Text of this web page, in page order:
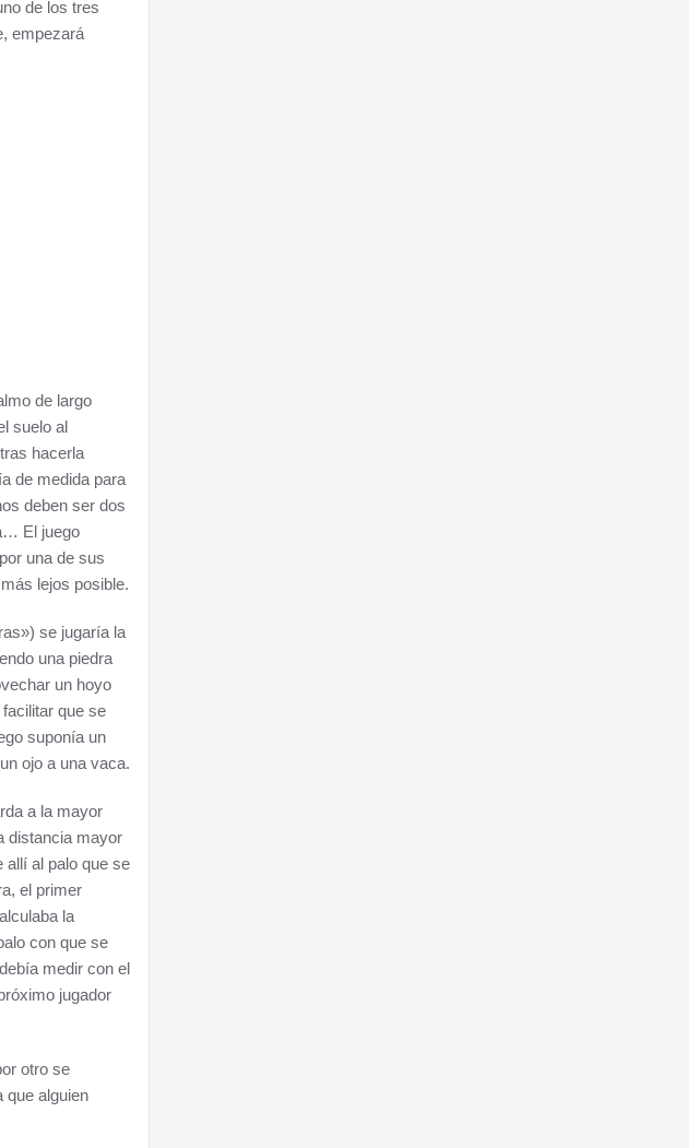
de los tres
empezará
de largo
suelo al
hacerla
de medida para
deben ser dos
El juego
una de sus
lejos posible.
se jugaría la
una piedra
un hoyo
que se
suponía un
ojo a una vaca.
a la mayor
distancia mayor
allí al palo que se
el primer
la
con que se
medir con el
jugador
otro se
que alguien